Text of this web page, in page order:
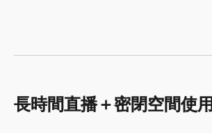
長時間直播＋密閉空間使用